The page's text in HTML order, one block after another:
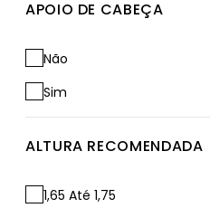
APOIO DE CABEÇA
Não
Sim
ALTURA RECOMENDADA
1,65 Até 1,75